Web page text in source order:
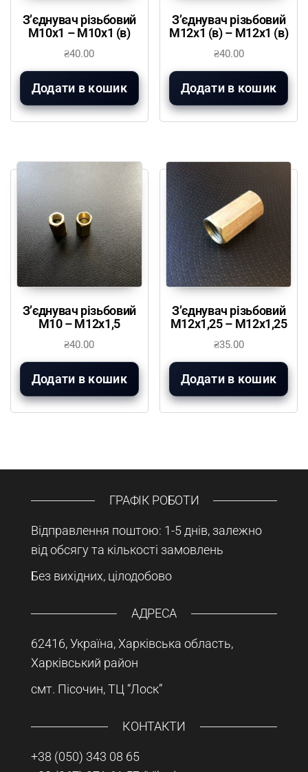
З’єднувач різьбовий
М10х1 – М10х1 (в)
₴40.00
Додати в кошик
З’єднувач різьбовий
М12х1 (в) – М12х1 (в)
₴40.00
Додати в кошик
З’єднувач різьбовий
М10 – М12х1,5
₴40.00
Додати в кошик
З’єднувач різьбовий
М12х1,25 – М12х1,25
₴35.00
Додати в кошик
ГРАФІК РОБОТИ
Відправлення поштою: 1-5 днів, залежно
від обсягу та кількості замовлень
Без вихідних, цілодобово
АДРЕСА
62416, Україна, Харківська область,
Харківський район
смт. Пісочин, ТЦ “Лоск”
КОНТАКТИ
+38 (050) 343 08 65